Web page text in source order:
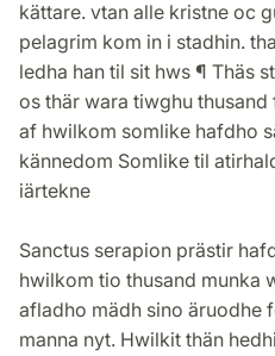
kättare. vtan alle kristne oc
pelagrim kom in i stadhin.
ledha han til sit hws ¶ Thäs
os thär wara tiwghu
af hwilkom somlike hafdho
kännedom Somlike til
iärtekne
Sanctus serapion prästir
hwilkom tio thusand munka
afladho mädh sino äruodhe
manna nyt. Hwilkit thän